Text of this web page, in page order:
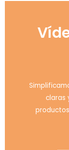
claras